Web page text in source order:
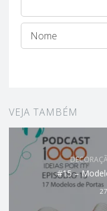
VEJA TAMBÉM
#15 –